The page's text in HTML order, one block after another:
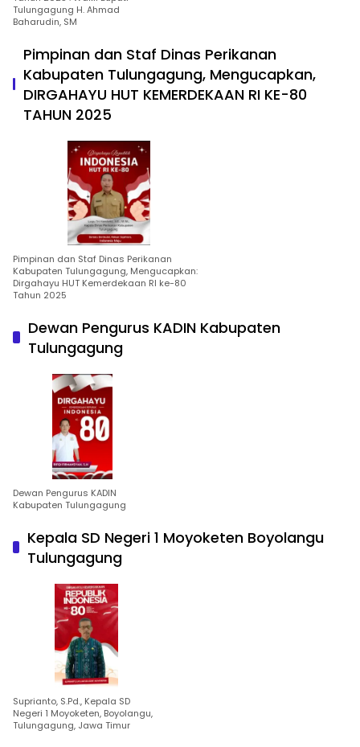
Tulungagung H. Ahmad
Baharudin, SM
Pimpinan dan Staf Dinas Perikanan
Kabupaten Tulungagung, Mengucapkan,
DIRGAHAYU HUT KEMERDEKAAN RI KE-80
TAHUN 2025
Pimpinan dan Staf Dinas Perikanan
Kabupaten Tulungagung, Mengucapkan:
Dirgahayu HUT Kemerdekaan RI ke-80
Tahun 2025
Dewan Pengurus KADIN Kabupaten
Tulungagung
Dewan Pengurus KADIN
Kabupaten Tulungagung
Kepala SD Negeri 1 Moyoketen Boyolangu
Tulungagung
Suprianto, S.Pd., Kepala SD
Negeri 1 Moyoketen, Boyolangu,
Tulungagung, Jawa Timur